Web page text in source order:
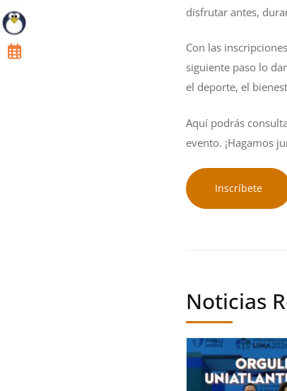
disfrutar antes,
Con las
siguiente paso lo
el deporte, el
Aquí podrás
evento. ¡Hagamos
Inscríbete
Noticias